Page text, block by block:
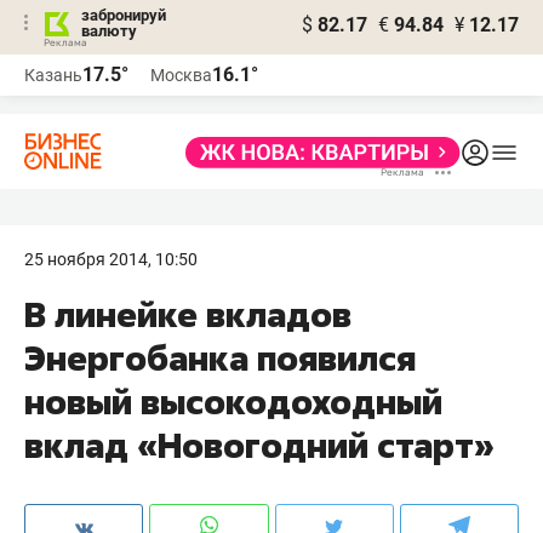
забронируй
валюту
$ 82.17 € 94.84 ¥ 12.17
Казань17.5° Москва16.1°
25 ноября 2014, 10:50
В линейке вкладов
Энергобанка появился
новый высокодоходный
вклад «Новогодний старт»